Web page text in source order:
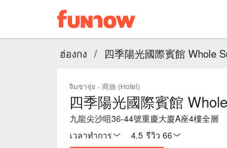
ฮ่องกง / 四季陽光國際賓館 Whole
จิมซาจุ่ย · 商旅 (Hotel)
四季陽光國際賓館
九龍尖沙咀36-44號重慶大廈A座4樓全層
เวลาทำการ
4.5 รีวิว 66